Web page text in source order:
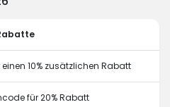
10% zusätzlichen Rabatt
für 20% Rabatt